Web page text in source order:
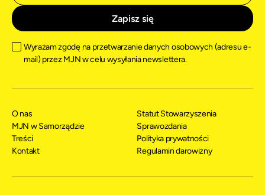
Wyrażam zgodę na przetwarzanie danych osobowych (adresu e-
mail) przez MJN w celu wysyłania newslettera.
O nas
MJN w Samorządzie
Treści
Kontakt
Statut Stowarzyszenia
Sprawozdania
Polityka prywatności
Regulamin darowizny